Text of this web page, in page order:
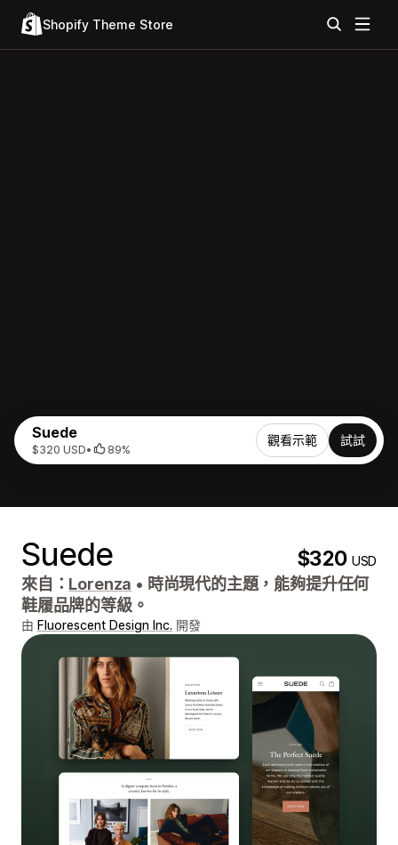
Shopify Theme Store
Suede
$320 USD• 89%
觀看示範 試試
Suede $320USD
來自： Lorenza • 時尚現代的主題，能夠提升任何
鞋履品牌的等級。
由 Fluorescent Design Inc. 開發